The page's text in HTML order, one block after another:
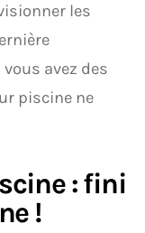
les
avez des
piscine ne
: fini
!